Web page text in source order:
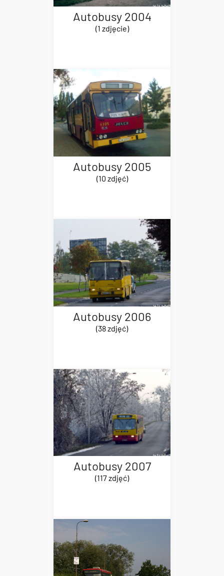
Autobusy 2004
(1 zdjęcie)
Autobusy 2005
(10 zdjęć)
Autobusy 2006
(38 zdjęć)
Autobusy 2007
(117 zdjęć)